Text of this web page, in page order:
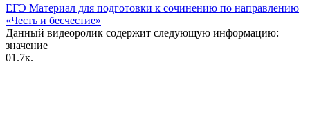
ЕГЭ Материал для подготовки к сочинению по направлению
«Честь и бесчестие»
Данный видеоролик содержит следующую информацию:
значение
01.7к.